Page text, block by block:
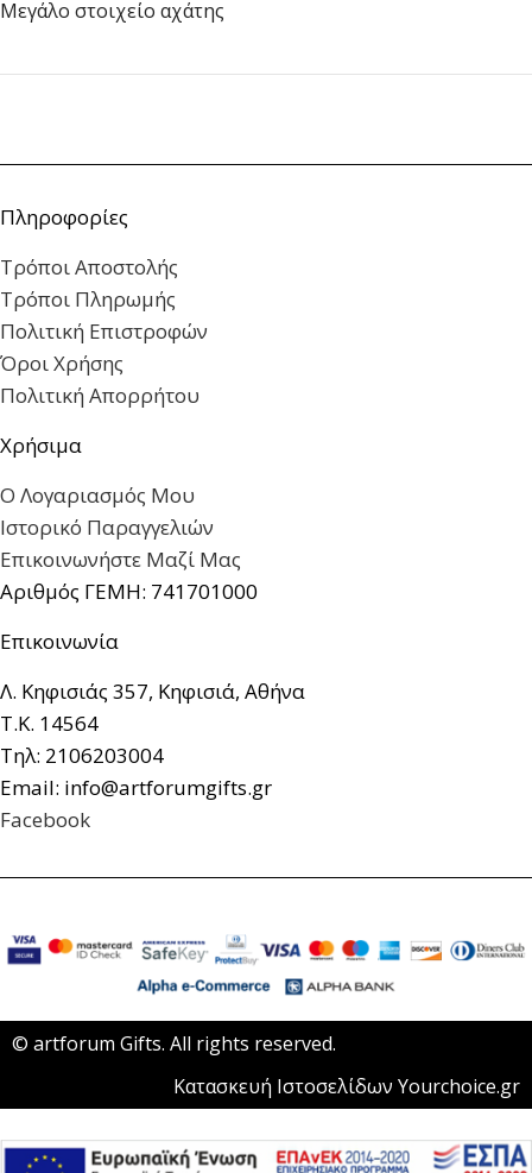
Μεγάλο στοιχείο αχάτης
Πληροφορίες
Τρόποι Αποστολής
Τρόποι Πληρωμής
Πολιτική Επιστροφών
Όροι Χρήσης
Πολιτική Απορρήτου
Χρήσιμα
Ο Λογαριασμός Μου
Ιστορικό Παραγγελιών
Επικοινωνήστε Μαζί Μας
Αριθμός ΓΕΜΗ: 741701000
Επικοινωνία
Λ. Κηφισιάς 357, Κηφισιά, Αθήνα
Τ.Κ. 14564
Τηλ: 2106203004
Email: info@artforumgifts.gr
Facebook
© artforum Gifts. All rights reserved.
Κατασκευή Ιστοσελίδων Yourchoice.gr